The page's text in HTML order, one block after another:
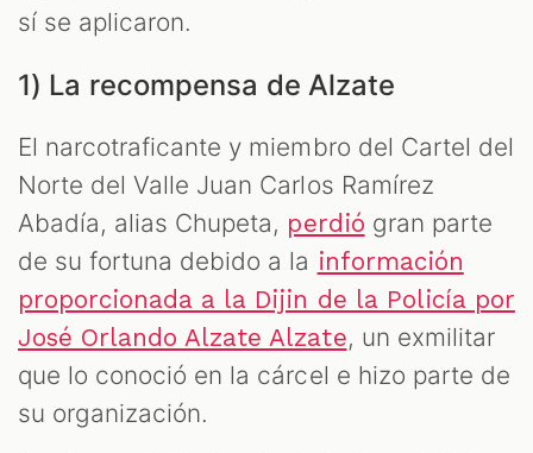
sí se aplicaron.
1) La recompensa de Alzate
El narcotraficante y miembro del Cartel del
Norte del Valle Juan Carlos Ramírez
Abadía, alias Chupeta, perdió gran parte
de su fortuna debido a la información
proporcionada a la Dijin de la Policía por
José Orlando Alzate Alzate, un exmilitar
que lo conoció en la cárcel e hizo parte de
su organización.